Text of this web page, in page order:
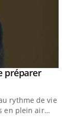
préparer
rythme de vie !
en plein air…